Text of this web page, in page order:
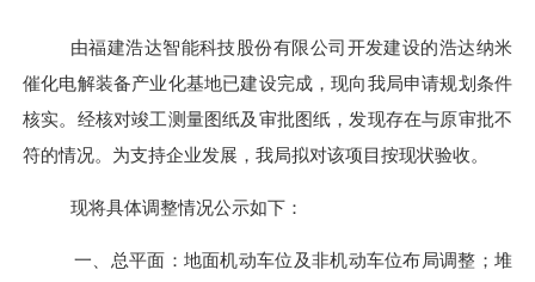
由福建浩达智能科技股份有限公司开发建设的浩达纳米
催化电解装备产业化基地已建设完成，现向我局申请规划条件
核实。经核对竣工测量图纸及审批图纸，发现存在与原审批不
符的情况。为支持企业发展，我局拟对该项目按现状验收。
现将具体调整情况公示如下：
一、总平面：地面机动车位及非机动车位布局调整；堆